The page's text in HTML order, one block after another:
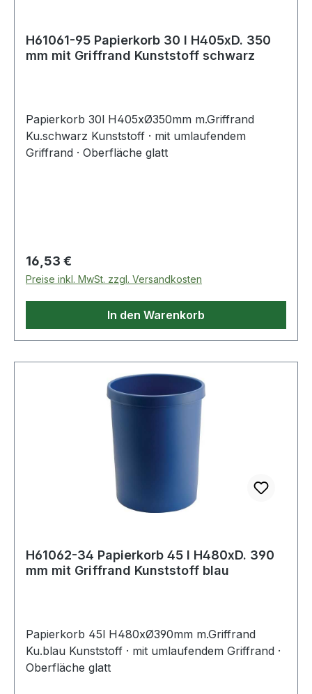
H61061-95 Papierkorb 30 l H405xD. 350
mm mit Griffrand Kunststoff schwarz
Papierkorb 30l H405xØ350mm m.Griffrand
Ku.schwarz Kunststoff · mit umlaufendem
Griffrand · Oberfläche glatt
Regulärer Preis:
16,53 €
Preise inkl. MwSt. zzgl. Versandkosten
In den Warenkorb
H61062-34 Papierkorb 45 l H480xD. 390
mm mit Griffrand Kunststoff blau
Papierkorb 45l H480xØ390mm m.Griffrand
Ku.blau Kunststoff · mit umlaufendem Griffrand ·
Oberfläche glatt